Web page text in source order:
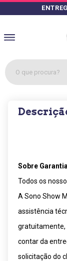
O que procura?
º guarda
º apolo
º mesa
º cozinha
cômoda
Sobre
Todos os
A Sono Show
assistência
gratuitamente,
contar da
solicitação do